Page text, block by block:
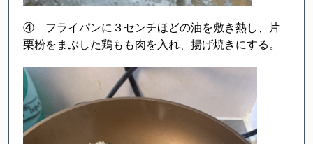
④ フライパンに３センチほどの油を敷き熱し、片
栗粉をまぶした鶏もも肉を入れ、揚げ焼きにする。